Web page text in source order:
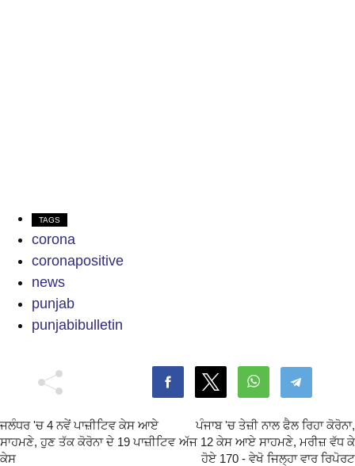
TAGS
corona
coronapositive
news
punjab
punjabibulletin
ਜਲੰਧਰ 'ਚ 4 ਨਵੇਂ ਪਾਜ਼ੀਟਿਵ ਕੇਸ ਆਏ
ਸਾਹਮਣੇ, ਹੁਣ ਤੱਕ ਕੋਰੋਨਾ ਦੇ 19 ਪਾਜ਼ੀਟਿਵ
ਕੇਸ
ਪੰਜਾਬ 'ਚ ਤੇਜ਼ੀ ਨਾਲ ਫੈਲ ਰਿਹਾ ਕੋਰੋਨਾ,
ਅੱਜ 12 ਕੇਸ ਆਏ ਸਾਹਮਣੇ, ਮਰੀਜ਼ ਵੱਧ ਕੇ
ਹੋਏ 170 - ਵੇਖੋ ਜਿਲ੍ਹਾ ਵਾਰ ਰਿਪੋਰਟ